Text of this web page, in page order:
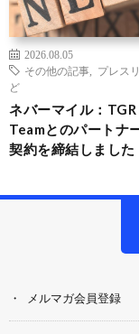
2026.08.05
その他の記事
プレス
ど
ネバーマイル：TGR
Teamとのパートナ
契約を締結しました
メルマガ会員登録